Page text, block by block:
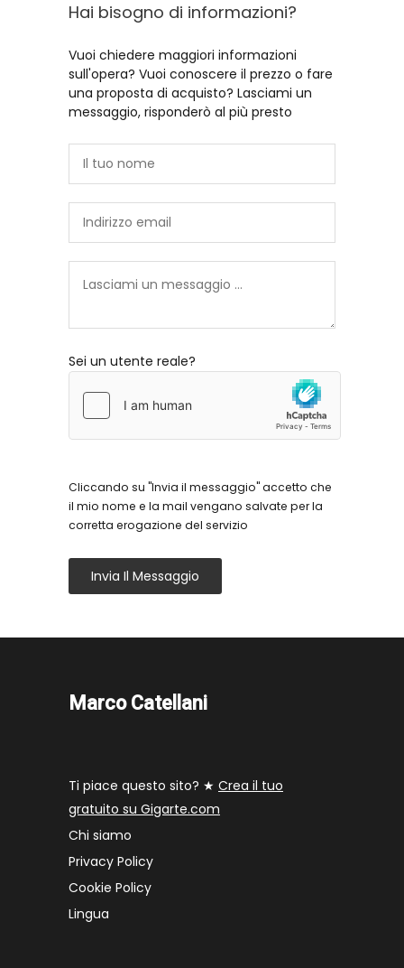
Hai bisogno di informazioni?
Vuoi chiedere maggiori informazioni
sull'opera? Vuoi conoscere il prezzo o fare
una proposta di acquisto? Lasciami un
messaggio, risponderò al più presto
Sei un utente reale?
Cliccando su "Invia il messaggio" accetto che
il mio nome e la mail vengano salvate per la
corretta erogazione del servizio
Invia Il Messaggio
Marco Catellani
Ti piace questo sito? ★ Crea il tuo
gratuito su Gigarte.com
Chi siamo
Privacy Policy
Cookie Policy
Lingua